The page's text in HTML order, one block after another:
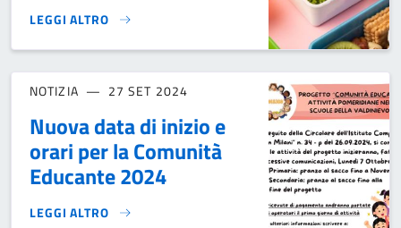
LEGGI ALTRO
MENU MENSA SCOLASTICA - OTTOBRE 2024}
NOTIZIA 27 SET 2024
Nuova data di inizio e
orari per la Comunità
Educante 2024
LEGGI ALTRO
NUOVA DATA DI INIZIO E ORARI PER LA COMUNITÀ